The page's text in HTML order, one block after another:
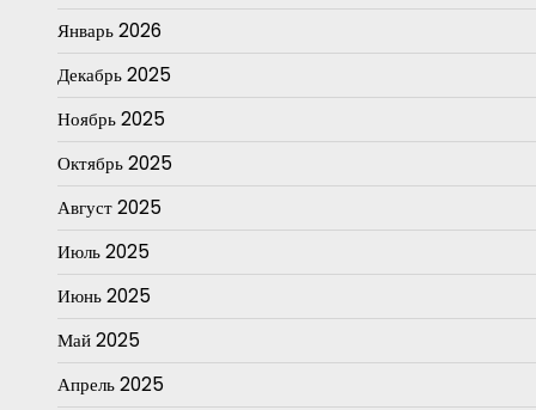
Январь 2026
Декабрь 2025
Ноябрь 2025
Октябрь 2025
Август 2025
Июль 2025
Июнь 2025
Май 2025
Апрель 2025